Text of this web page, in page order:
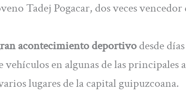
Tadej Pogacar, dos veces vencedor
acontecimiento deportivodesde
en algunas de las principales
lugares de la capital guipuzcoana.